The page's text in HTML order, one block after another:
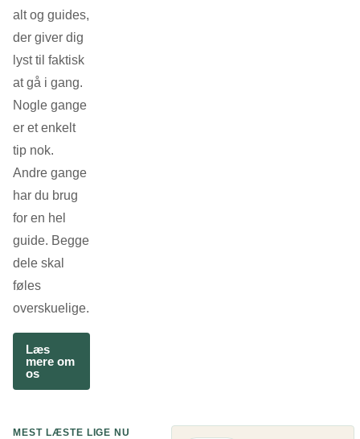
alt og guides,
der giver dig
lyst til faktisk
at gå i gang.
Nogle gange
er et enkelt
tip nok.
Andre gange
har du brug
for en hel
guide. Begge
dele skal
føles
overskuelige.
Læs
mere om
os
MEST LÆSTE LIGE NU